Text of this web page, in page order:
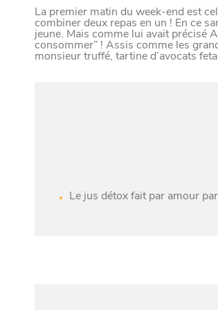
VIVRE
La premier matin du week-end est
combiner deux repas en un ! En ce
jeune. Mais comme lui avait précisé
consommer” ! Assis comme les
monsieur truffé, tartine d’avocats
Le jus détox fait par amour